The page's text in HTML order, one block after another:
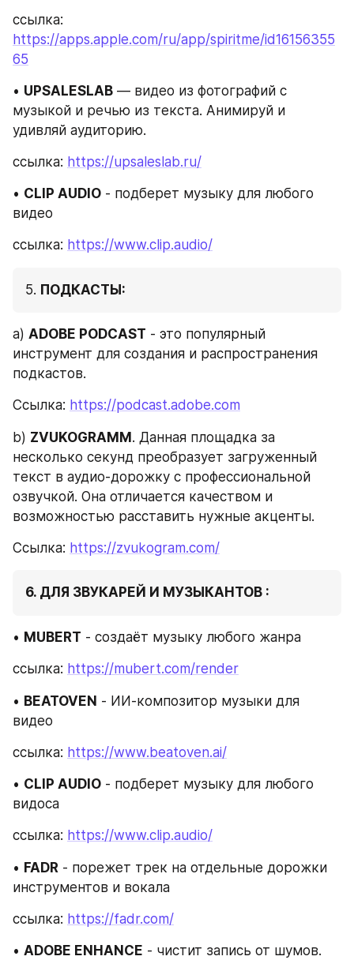
https://apps.apple.com/ru/app/spiritme/id16156355
65
• UPSALESLAB — видео из фотографий с
музыкой и речью из текста. Анимируй и
удивляй аудиторию.
ссылка: https://upsaleslab.ru/
• CLIP AUDIO - подберет музыку для любого
видео
ссылка: https://www.clip.audio/
5. ПОДКАСТЫ:
a) ADOBE PODCAST - это популярный
инструмент для создания и распространения
подкастов.
Ссылка: https://podcast.adobe.com
b) ZVUKOGRAMM. Данная площадка за
несколько секунд преобразует загруженный
текст в аудио-дорожку с профессиональной
озвучкой. Она отличается качеством и
возможностью расставить нужные акценты.
Ссылка: https://zvukogram.com/
6. ДЛЯ ЗВУКАРЕЙ И МУЗЫКАНТОВ :
• MUBERT - создаёт музыку любого жанра
ссылка: https://mubert.com/render
• BEATOVEN - ИИ-композитор музыки для
видео
ссылка: https://www.beatoven.ai/
• CLIP AUDIO - подберет музыку для любого
видоса
ссылка: https://www.clip.audio/
• FADR - порежет трек на отдельные дорожки
инструментов и вокала
ссылка: https://fadr.com/
• ADOBE ENHANCE - чистит запись от шумов.